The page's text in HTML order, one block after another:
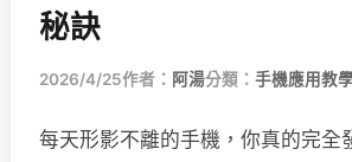
秘訣
2026/4/25作者： 阿湯分類： 手機應用教
每天形影不離的手機，你真的完全